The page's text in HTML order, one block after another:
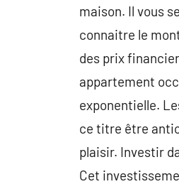
maison. Il vous
connaitre le
des prix
appartement
exponentielle.
ce titre être
plaisir. Investir
Cet